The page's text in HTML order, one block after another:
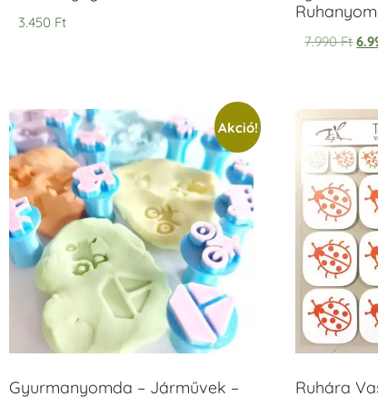
3.450 Ft
7.990Ft
Akció!
Gyurmanyomda – Járművek –
Ruhára